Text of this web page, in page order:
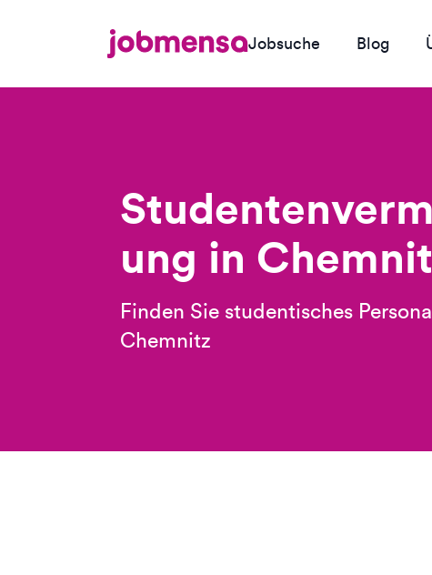
Jobsuche Blog
ung in
Finden Sie studentisches
Chemnitz